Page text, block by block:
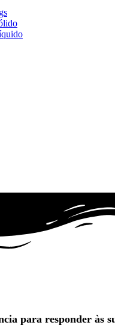
para responder às